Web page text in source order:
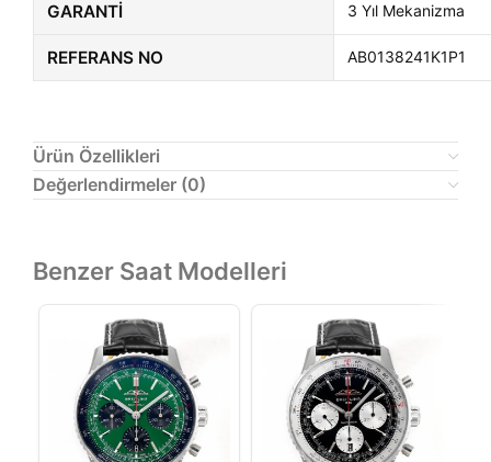
GARANTI 3 Yıl Mekanizma
REFERANS NO AB0138241K1P1
Ürün Özellikleri
Değerlendirmeler (0)
Benzer Saat Modelleri